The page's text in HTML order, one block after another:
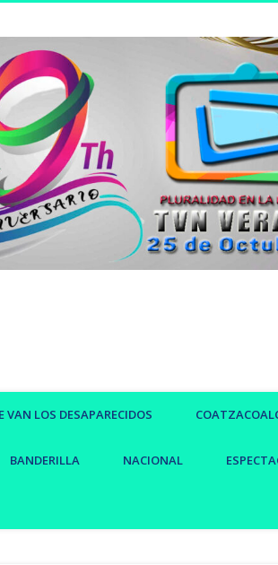
VAN LOS DESAPARECIDOS
BANDERILLA NACIONAL